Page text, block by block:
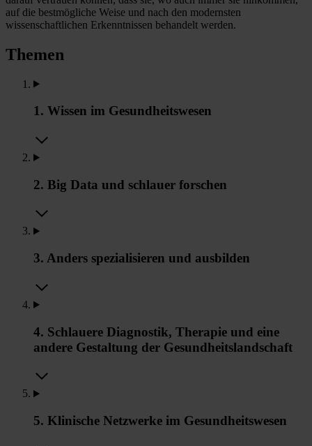
auf die bestmögliche Weise und nach den modernsten
wissenschaftlichen Erkenntnissen behandelt werden.
Themen
1. Wissen im Gesundheitswesen
2. Big Data und schlauer forschen
3. Anders spezialisieren und ausbilden
4. Schlauere Diagnostik, Therapie und eine
andere Gestaltung der Gesundheitslandschaft
5. Klinische Netzwerke im Gesundheitswesen